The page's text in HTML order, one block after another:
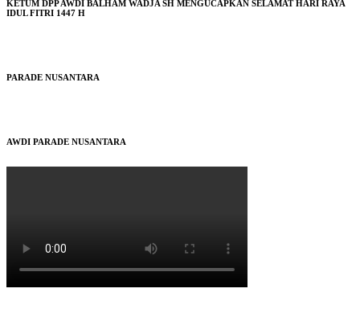
KETUM DPP AWDI BALHAM WADJA SH MENGUCAPKAN SELAMAT HARI RAYA
IDUL FITRI 1447 H
PARADE NUSANTARA
AWDI PARADE NUSANTARA